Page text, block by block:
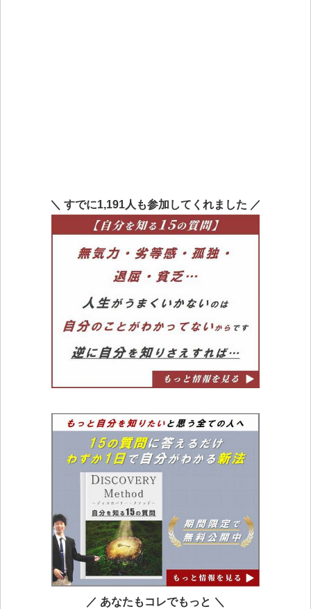
＼ すでに1,191人も参加してくれました ／
／ あなたもコレでもっと ＼